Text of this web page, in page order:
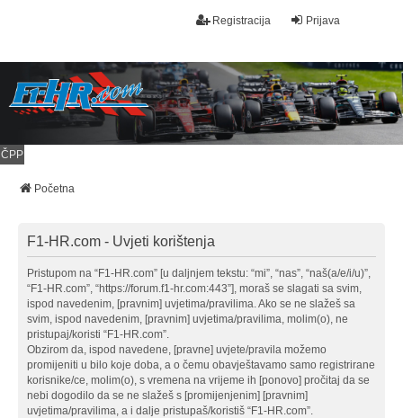
Prijava
Registracija
ČPP
Početna
F1-HR.com - Uvjeti korištenja
Pristupom na “F1-HR.com” [u daljnjem tekstu: “mi”, “nas”, “naš(a/e/i/u)”,
“F1-HR.com”, “https://forum.f1-hr.com:443”], moraš se slagati sa svim,
ispod navedenim, [pravnim] uvjetima/pravilima. Ako se ne slažeš sa
svim, ispod navedenim, [pravnim] uvjetima/pravilima, molim(o), ne
pristupaj/koristi “F1-HR.com”.
Obzirom da, ispod navedene, [pravne] uvjete/pravila možemo
promijeniti u bilo koje doba, a o čemu obavještavamo samo registrirane
korisnike/ce, molim(o), s vremena na vrijeme ih [ponovo] pročitaj da se
nebi dogodilo da se ne slažeš s [promijenjenim] [pravnim]
uvjetima/pravilima, a i dalje pristupaš/koristiš “F1-HR.com”.